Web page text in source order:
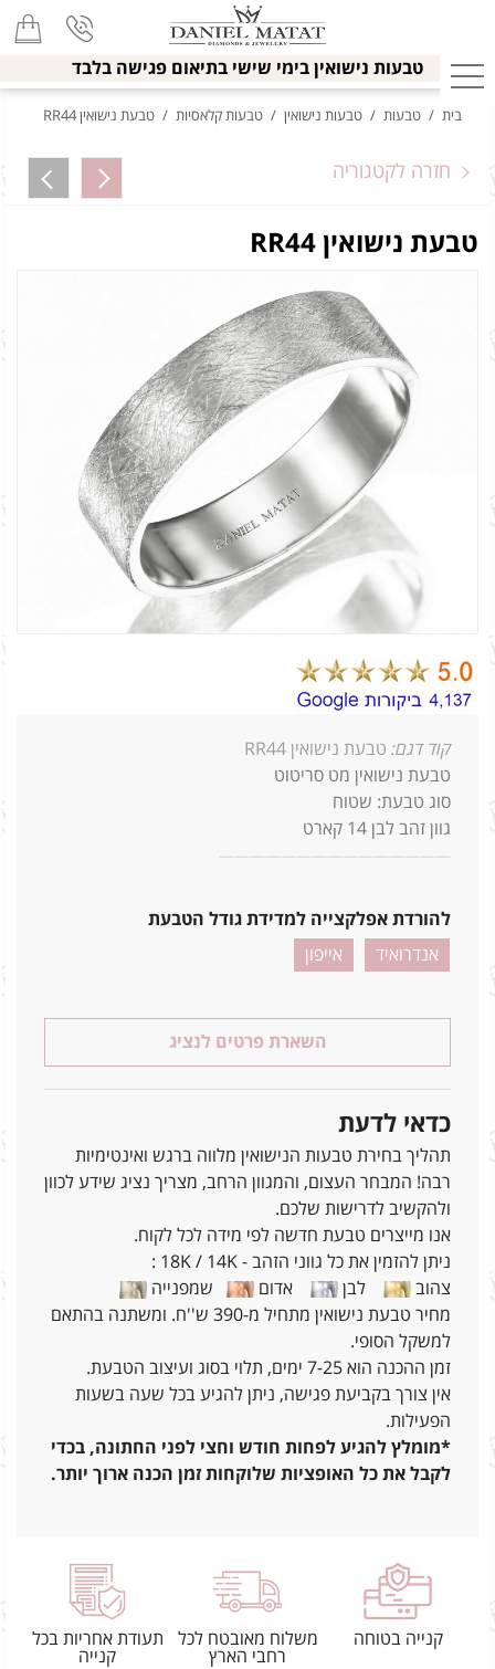
טבעות נישואין בימי שישי בתיאום פגישה בלבד
בית / טבעות / טבעות נישואין / טבעות קלאסיות / טבעת נישואין RR44
חזרה לקטגוריה
טבעת נישואין RR44
קוד דגם: טבעת נישואין RR44
טבעת נישואין מט סריטוט
סוג טבעת: שטוח
גוון זהב לבן 14 קארט
—
—
—
—
—
—
—
—
—
—
—
—
—
—
—
להורדת אפלקצייה למדידת גודל הטבעת
אנדרואיד
אייפון
השארת פרטים לנציג
כדאי לדעת
תהליך בחירת טבעות הנישואין מלווה ברגש ואינטימיות
רבה! המבחר העצום, והמגוון הרחב, מצריך נציג שידע לכוון
ולהקשיב לדרישות שלכם.
אנו מייצרים טבעת חדשה לפי מידה לכל לקוח.
ניתן להזמין את כל גווני הזהב - 18K / 14K :
צהוב
לבן אדום
שמפנייה
מחיר טבעת נישואין מתחיל מ-390 ש''ח. ומשתנה בהתאם
למשקל הסופי.
זמן ההכנה הוא 7-25 ימים, תלוי בסוג ועיצוב הטבעת.
אין צורך בקביעת פגישה, ניתן להגיע בכל שעה בשעות
הפעילות.
*מומלץ להגיע לפחות חודש וחצי לפני החתונה, בכדי
לקבל את כל האופציות שלוקחות זמן הכנה ארוך יותר.
קנייה בטוחה
משלוח מאובטח לכל
רחבי הארץ
תעודת אחריות בכל
קנייה